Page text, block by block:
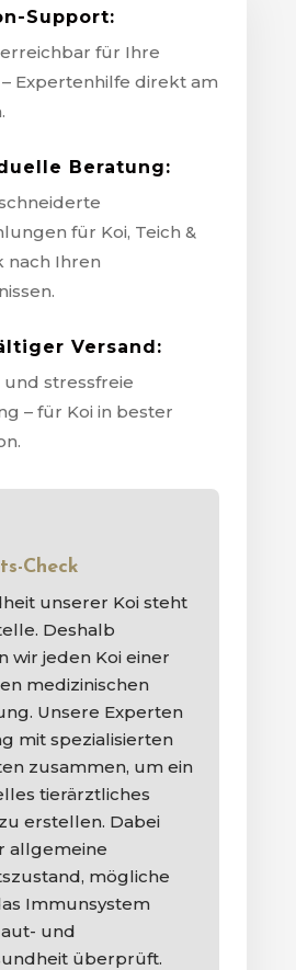
Support:
für Ihre
Expertenhilfe direkt am
Beratung:
für Koi, Teich &
nach Ihren
Versand:
und stressfreie
– für Koi in bester
Check
unserer Koi steht
Deshalb
wir jeden Koi einer
medizinischen
Unsere Experten
mit spezialisierten
zusammen, um ein
tierärztliches
erstellen. Dabei
allgemeine
mögliche
Immunsystem
und
überprüft.